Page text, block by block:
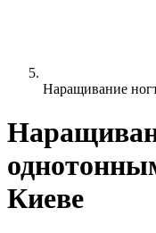
Наращивание
Киеве